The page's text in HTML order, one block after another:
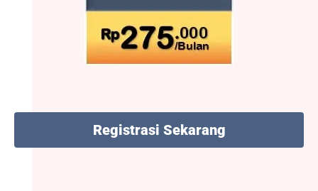
Registrasi Sekarang